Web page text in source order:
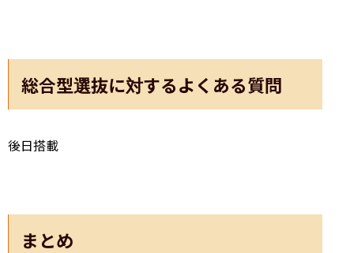
総合型選抜に対するよくある質問
後日搭載
まとめ